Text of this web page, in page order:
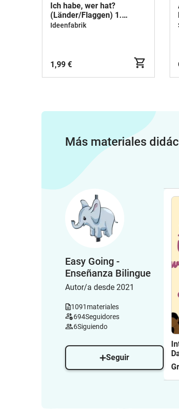
Ich habe, wer hat?
(Länder/Flaggen) 1.
Klasse Deutsch, DaZ/DaF -
Gruppenspiel
Ideenfabrik
1,99 €
Más materiales
Easy Going -
Enseñanza Bilingue
Autor/a desde 2021
1091 materiales
694Seguidores
6Siguiendo
Seguir